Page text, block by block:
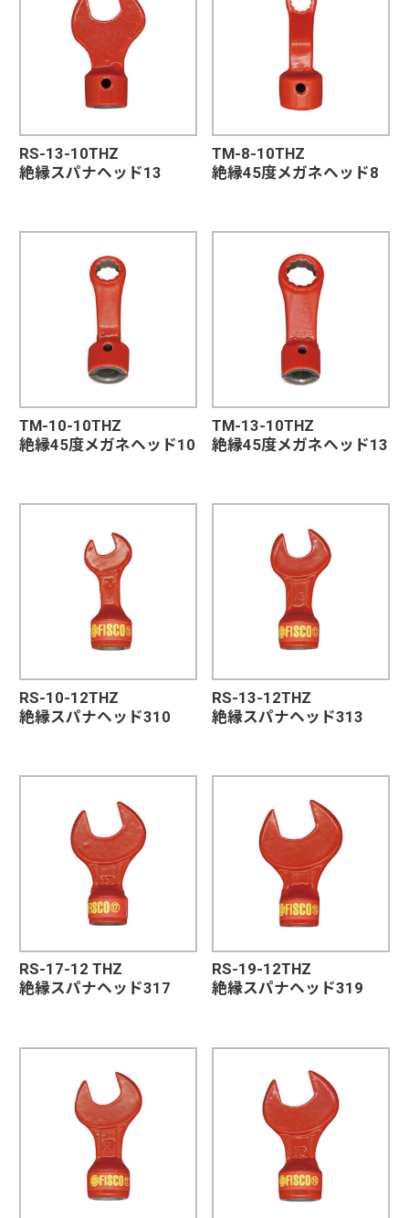
RS-13-10THZ
絶縁スパナヘッド13
TM-8-10THZ
絶縁45度メガネヘッド8
TM-10-10THZ
絶縁45度メガネヘッド10
TM-13-10THZ
絶縁45度メガネヘッド13
RS-10-12THZ
絶縁スパナヘッド310
RS-13-12THZ
絶縁スパナヘッド313
RS-17-12 THZ
絶縁スパナヘッド317
RS-19-12THZ
絶縁スパナヘッド319